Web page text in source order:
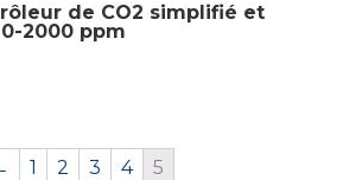
de CO2 simplifié et
2000 ppm
1 2 3 4 5